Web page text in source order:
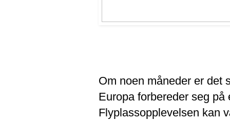
Om noen måneder er det
Europa forbereder seg på
Flyplassopplevelsen kan